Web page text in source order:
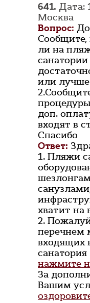
641. Дата:
Москва
Вопрос:
Сообщите,
ли на
или лучше
доп.
входят в
Спасибо
Ответ:
1. Пляжи
хватит на
2.
перечнем
входящих
санатория
нажмите
За
Вашим